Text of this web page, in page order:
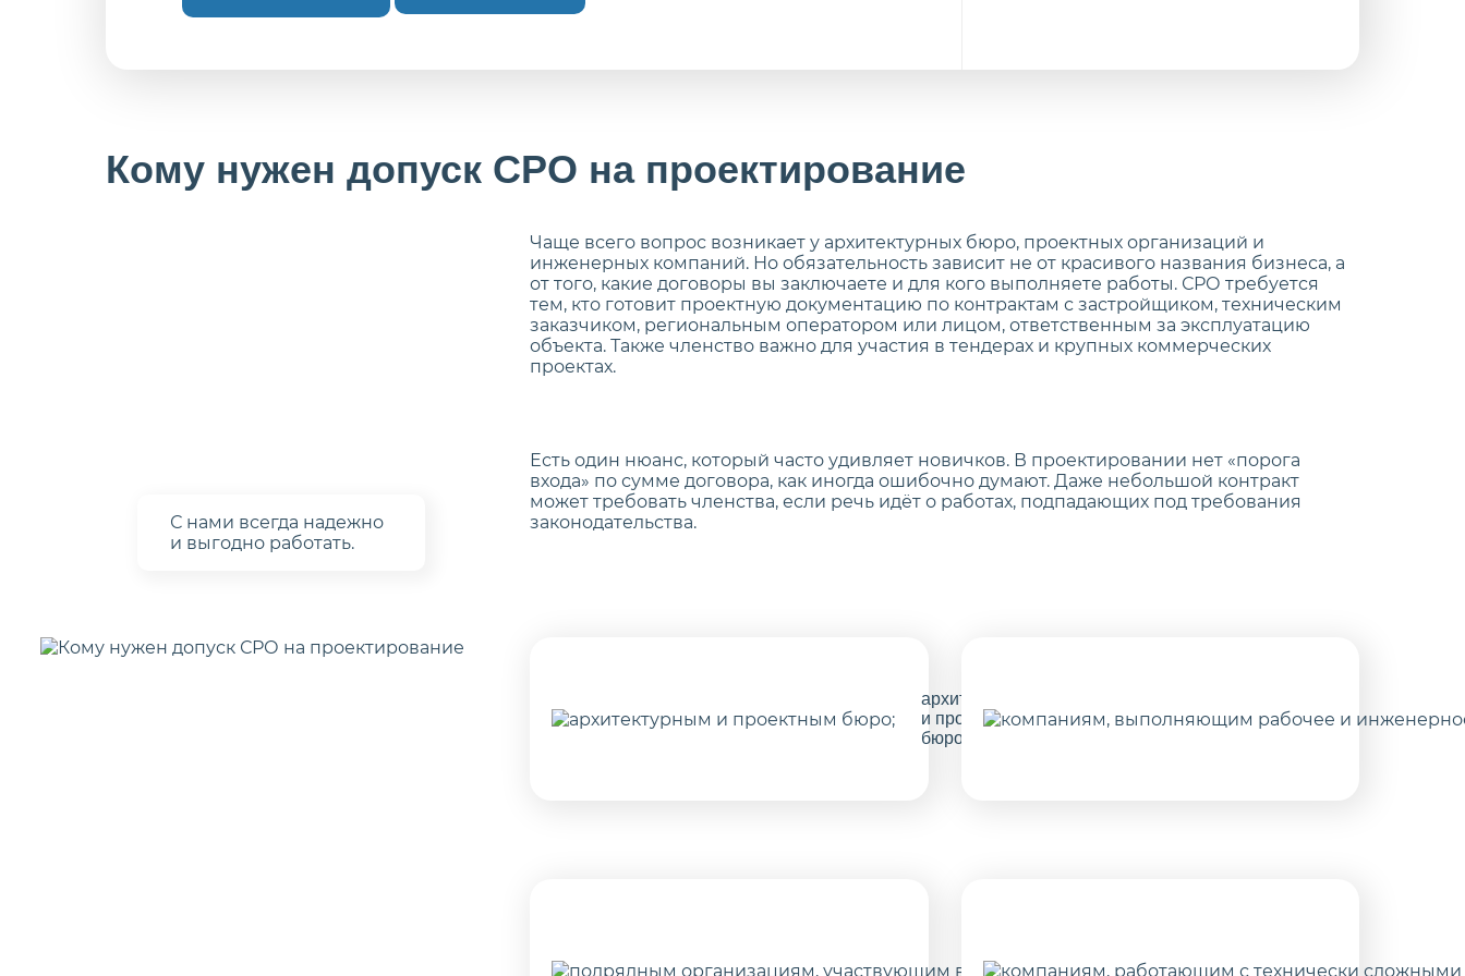
Кому нужен допуск СРО на проектирование
С нами всегда надежно
и выгодно работать.
Чаще всего вопрос возникает у архитектурных бюро, проектных организаций и
инженерных компаний. Но обязательность зависит не от красивого названия бизнеса, а
от того, какие договоры вы заключаете и для кого выполняете работы. СРО требуется
тем, кто готовит проектную документацию по контрактам с застройщиком, техническим
заказчиком, региональным оператором или лицом, ответственным за эксплуатацию
объекта. Также членство важно для участия в тендерах и крупных коммерческих
проектах.
Есть один нюанс, который часто удивляет новичков. В проектировании нет «порога
входа» по сумме договора, как иногда ошибочно думают. Даже небольшой контракт
может требовать членства, если речь идёт о работах, подпадающих под требования
законодательства.
архитектурным
и проектным
бюро;